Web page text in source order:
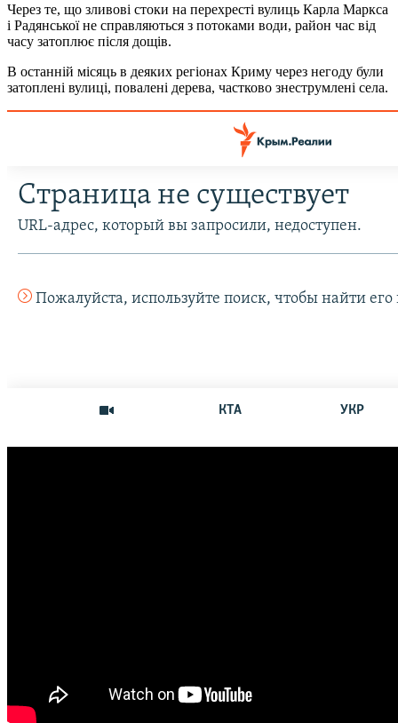
Через те, що зливові стоки на перехресті вулиць Карла Маркса
і Радянської не справляються з потоками води, район час від
часу затоплює після дощів.
В останній місяць в деяких регіонах Криму через негоду були
затоплені вулиці, повалені дерева, частково знеструмлені села.